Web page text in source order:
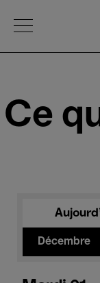
Open Menu
Ce
Décembre